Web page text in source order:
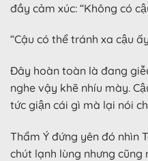
đầy cảm xúc: “Không có
“Cậu có thể tránh xa cậu
Đây hoàn toàn là đang
nghe vậy khẽ nhíu mày.
tức giận cái gì mà lại nói
Thẩm Ý đứng yên đó nhìn
chút lạnh lùng nhưng cũng